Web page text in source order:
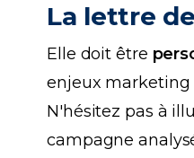
La lettre
Elle doit être
enjeux marketing
N'hésitez pas à
campagne